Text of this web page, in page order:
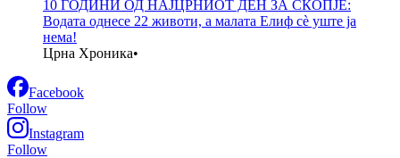
10 ГОДИНИ ОД НАЈЦРНИОТ ДЕН ЗА СКОПЈЕ:
Водата однесе 22 животи, а малата Елиф сè уште ја
нема!
Црна Хроника•
Facebook
Follow
Instagram
Follow